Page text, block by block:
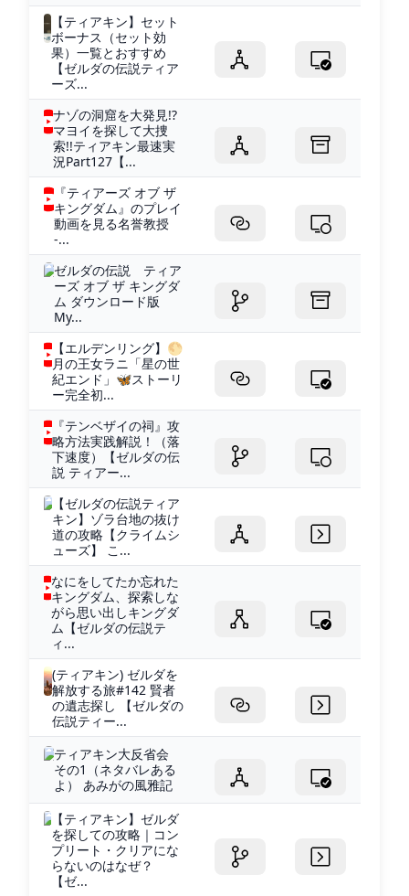
【ティアキン】セット
ボーナス（セット効
果）一覧とおすすめ
【ゼルダの伝説ティア
ーズ...
ナゾの洞窟を大発見!?
マヨイを探して大捜
索!!ティアキン最速実
況Part127【...
『ティアーズ オブ ザ
キングダム』のプレイ
動画を見る名誉教授
-...
ゼルダの伝説 ティア
ーズ オブ ザ キングダ
ム ダウンロード版
My...
【エルデンリング】🌕
月の王女ラニ「星の世
紀エンド」🦋ストーリ
ー完全初...
『テンベザイの祠』攻
略方法実践解説！（落
下速度）【ゼルダの伝
説 ティアー...
【ゼルダの伝説ティア
キン】ゾラ台地の抜け
道の攻略【クライムシ
ューズ】 こ...
なにをしてたか忘れた
キングダム、探索しな
がら思い出しキングダ
ム【ゼルダの伝説テ
ィ...
(ティアキン) ゼルダを
解放する旅#142 賢者
の遺志探し 【ゼルダの
伝説ティー...
ティアキン大反省会
その1（ネタバレある
よ） あみがの風雅記
【ティアキン】ゼルダ
を探しての攻略｜コン
プリート・クリアにな
らないのはなぜ？
【ゼ...